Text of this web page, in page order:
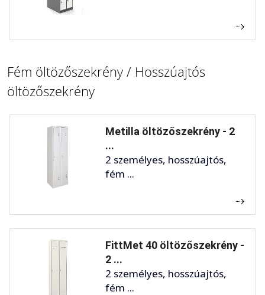
Fém öltözőszekrény / Hosszúajtós
öltözőszekrény
Metilla öltözőszekrény - 2
...
2 személyes, hosszúajtós,
fém ...
FittMet 40 öltözőszekrény -
2 ...
2 személyes, hosszúajtós,
fém ...